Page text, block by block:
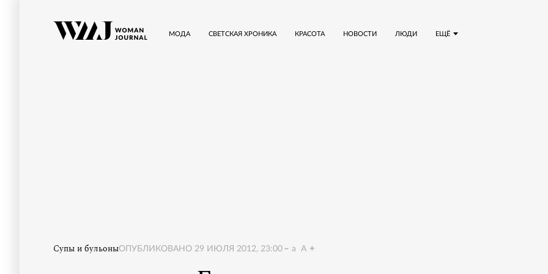
ЕЩЁ
МОДА СВЕТСКАЯ ХРОНИКА КРАСОТА НОВОСТИ ЛЮДИ
Супы и бульоныОПУБЛИКОВАНО 29 ИЮЛЯ 2012, 23:00 a A